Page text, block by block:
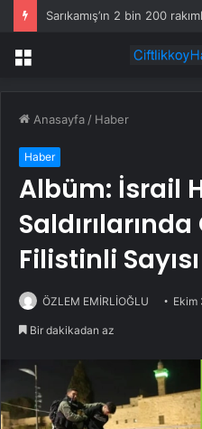
Sarıkamış’ın 2 bin 200
Menü
Anasayfa / Haber
Haber
Albüm: İsrail
Filistinli
ÖZLEM EMİRLİOĞLU Ekim
Bir dakikadan az